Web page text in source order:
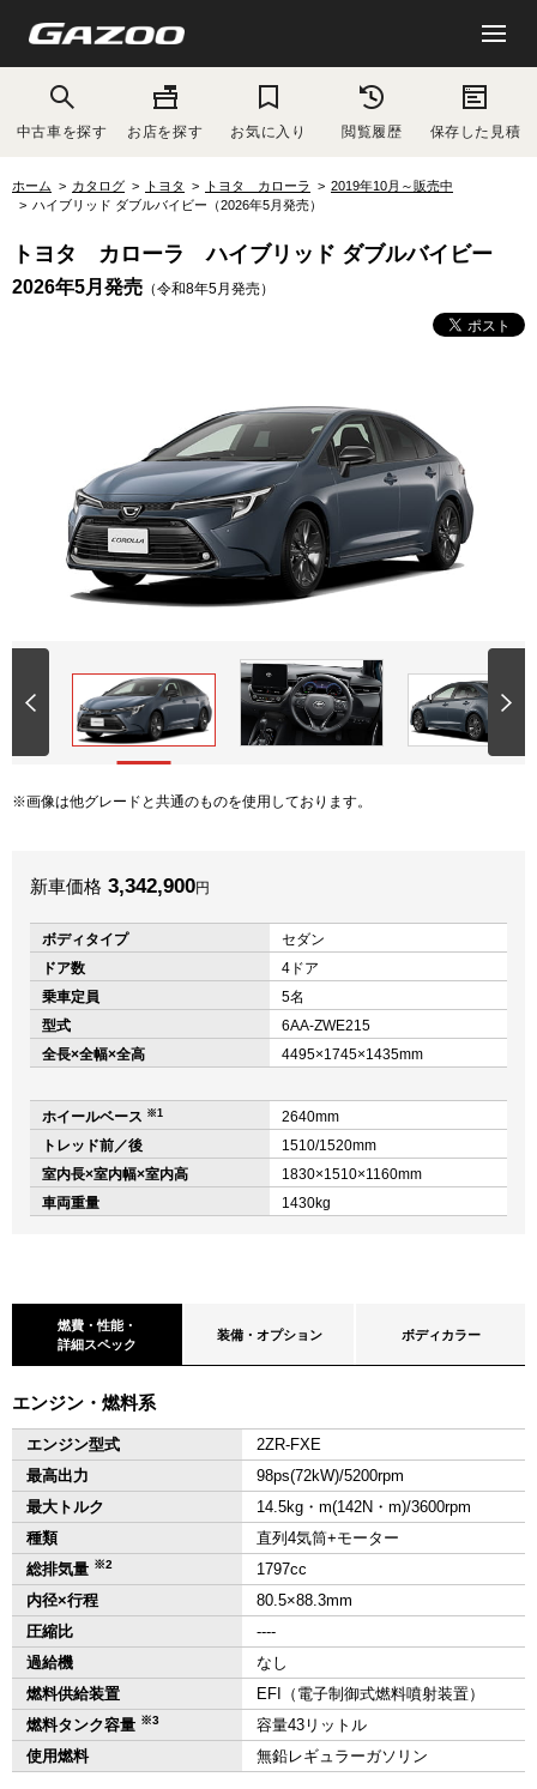
中古車を探す お店を探す お気に入り 閲覧履歴 保存した見積
ホーム カタログ トヨタ トヨタ カローラ
2019年10月～販売中
ハイブリッド ダブルバイビー（2026年5月発売）
トヨタ カローラ ハイブリッド ダブルバイビー
2026年5月発売 （令和8年5月発売）
画像は他グレードと共通のものを使用しております。
新車価格 3,342,900円
ボディタイプ
セダン
ドア数
4ドア
乗車定員
5名
型式
6AA-ZWE215
全長×全幅×全高
4495×1745×1435mm
ホイールベース ※1
2640mm
トレッド前／後
1510/1520mm
室内長×室内幅×室内高
1830×1510×1160mm
車両重量
1430kg
燃費・性能・
詳細スペック
装備・オプション ボディカラー
エンジン・燃料系
エンジン型式
2ZR-FXE
最高出力
98ps(72kW)/5200rpm
最大トルク
14.5kg・m(142N・m)/3600rpm
種類
直列4気筒+モーター
総排気量 ※2
1797cc
内径×行程
80.5×88.3mm
圧縮比
‐‐‐‐
過給機
なし
燃料供給装置
EFI（電子制御式燃料噴射装置）
燃料タンク容量 ※3
容量43リットル
使用燃料
無鉛レギュラーガソリン